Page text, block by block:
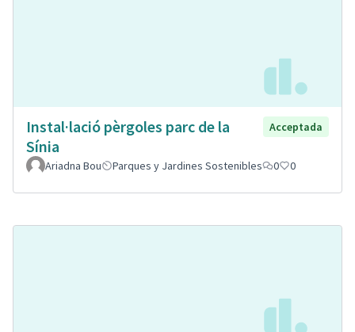
Instal·lació pèrgoles parc de la
Sínia
Acceptada
Ariadna Bou Parques y Jardines Sostenibles 0 0